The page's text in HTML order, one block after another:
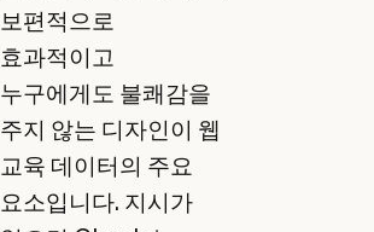
보편적으로
효과적이고
누구에게도 불쾌감을
주지 않는 디자인이 웹
교육 데이터의 주요
요소입니다. 지시가